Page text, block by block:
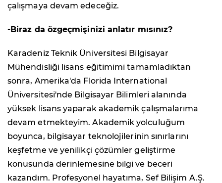
çalışmaya devam edeceğiz.
-Biraz da özgeçmişinizi anlatır mısınız?
Karadeniz Teknik Üniversitesi Bilgisayar
Mühendisliği lisans eğitimimi tamamladıktan
sonra, Amerika'da Florida International
Üniversitesi'nde Bilgisayar Bilimleri alanında
yüksek lisans yaparak akademik çalışmalarıma
devam etmekteyim. Akademik yolculuğum
boyunca, bilgisayar teknolojilerinin sınırlarını
keşfetme ve yenilikçi çözümler geliştirme
konusunda derinlemesine bilgi ve beceri
kazandım. Profesyonel hayatıma, Sef Bilişim A.Ş.